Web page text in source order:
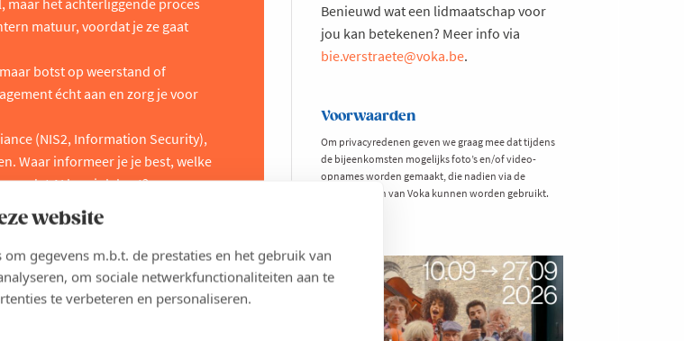
website
gegevens m.b.t. de prestaties en het gebruik van
om sociale netwerkfunctionaliteiten aan te
te verbeteren en personaliseren.
matuur, voordat je ze gaat
botst op weerstand of
écht aan en zorg je voor
(NIS2, Information Security),
Waar informeer je je best, welke
dat AI hun job kost?
vooral als een kostenpost ziet.
krijg je jouw eigen IT-roadmap
omgeving waar je
Benieuwd wat een lidmaatschap voor
jou kan betekenen? Meer info via
bie.verstraete@voka.be.
Voorwaarden
Om privacyredenen geven we graag mee dat tijdens
de bijeenkomsten mogelijks foto’s en/of video-
opnames worden gemaakt, die nadien via de
mediakanalen van Voka kunnen worden gebruikt.